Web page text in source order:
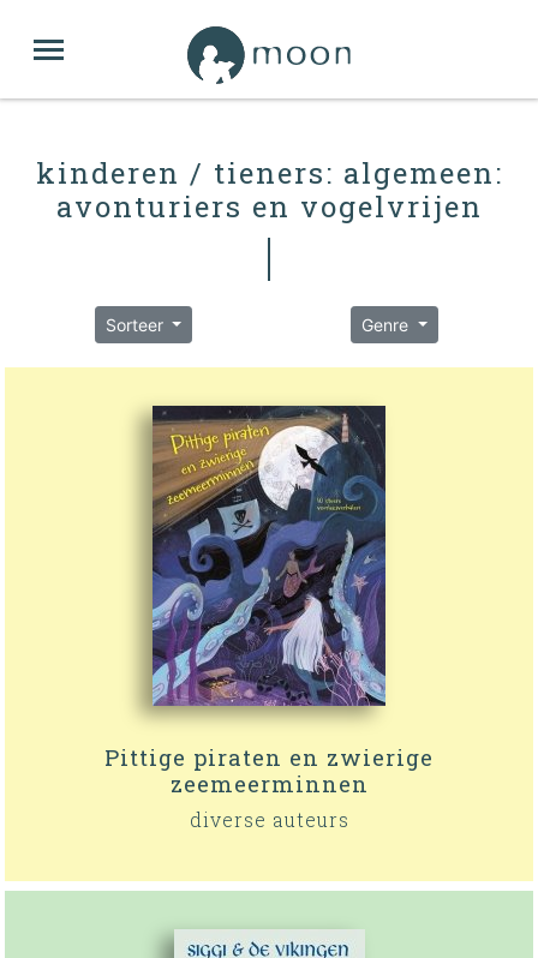
kinderen / tieners: algemeen:
avonturiers en vogelvrijen
Sorteer Genre
Pittige piraten en zwierige
zeemeerminnen
diverse auteurs